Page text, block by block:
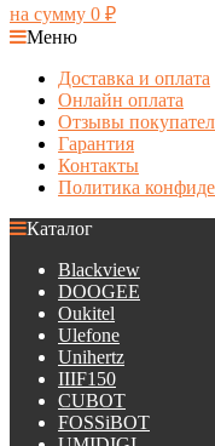
на сумму 0 ₽
Меню
Доставка и оплата
Онлайн оплата
Отзывы
Гарантия
Контакты
Политика
Каталог
Blackview
DOOGEE
Oukitel
Ulefone
Unihertz
IIIF150
CUBOT
FOSSiBOT